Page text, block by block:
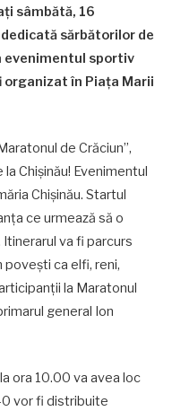
sâmbătă, 16
sărbătorilor de
evenimentul sportiv
organizat în Piața Marii
de Crăciun”,
Chișinău! Evenimentul
Chișinău. Startul
ce urmează să o
va fi parcurs
ca elfi, reni,
la Maratonul
general Ion
ora 10.00 va avea loc
vor fi distribuite